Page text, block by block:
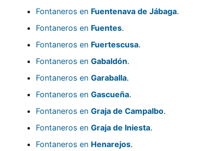
Fontaneros en Fuentenava de Jábaga.
Fontaneros en Fuentes.
Fontaneros en Fuertescusa.
Fontaneros en Gabaldón.
Fontaneros en Garaballa.
Fontaneros en Gascueña.
Fontaneros en Graja de Campalbo.
Fontaneros en Graja de Iniesta.
Fontaneros en Henarejos.